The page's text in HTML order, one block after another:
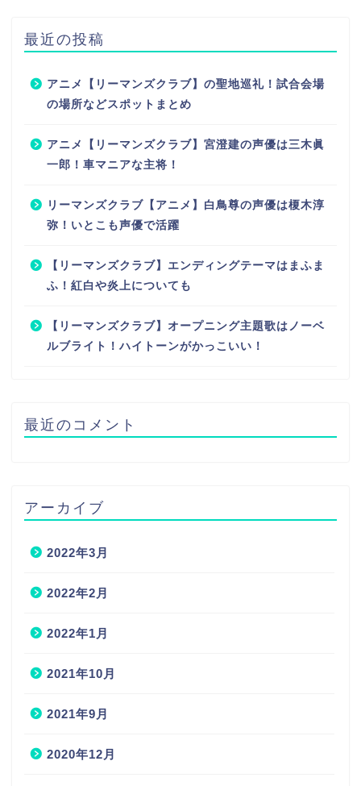
最近の投稿
アニメ【リーマンズクラブ】の聖地巡礼！試合会場
の場所などスポットまとめ
アニメ【リーマンズクラブ】宮澄建の声優は三木眞
一郎！車マニアな主将！
リーマンズクラブ【アニメ】白鳥尊の声優は榎木淳
弥！いとこも声優で活躍
【リーマンズクラブ】エンディングテーマはまふま
ふ！紅白や炎上についても
【リーマンズクラブ】オープニング主題歌はノーベ
ルブライト！ハイトーンがかっこいい！
最近のコメント
アーカイブ
2022年3月
2022年2月
2022年1月
2021年10月
2021年9月
2020年12月